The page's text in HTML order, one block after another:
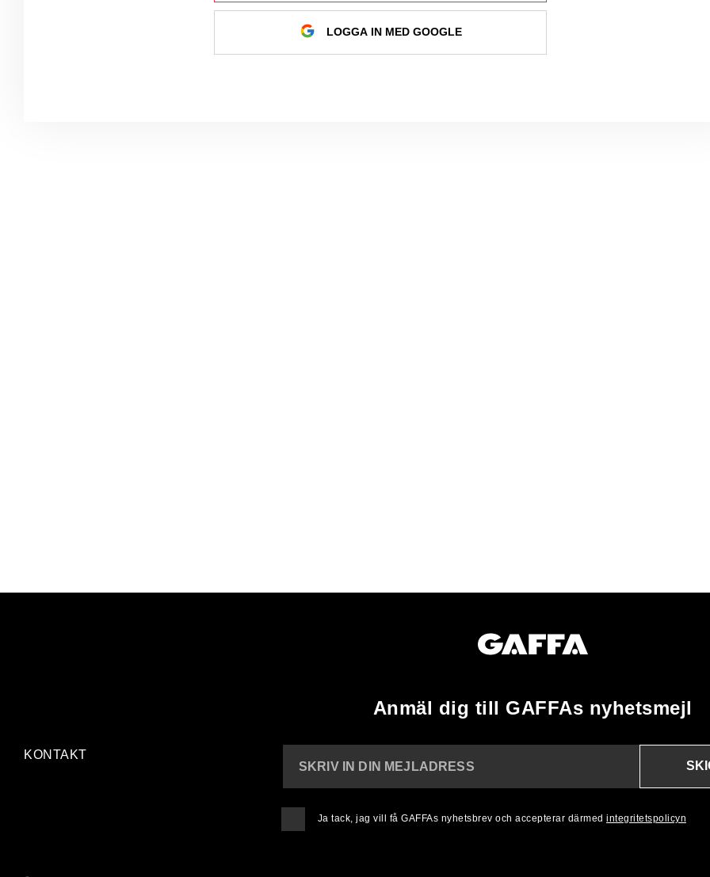
LOGGA IN MED GOOGLE
Anmäl dig till GAFFAs nyhetsmejl
KONTAKT
SKRIV IN DIN MEJLADRESS
Ja tack, jag vill få GAFFAs nyhetsbrev och accepterar därmed integritetspolicyn